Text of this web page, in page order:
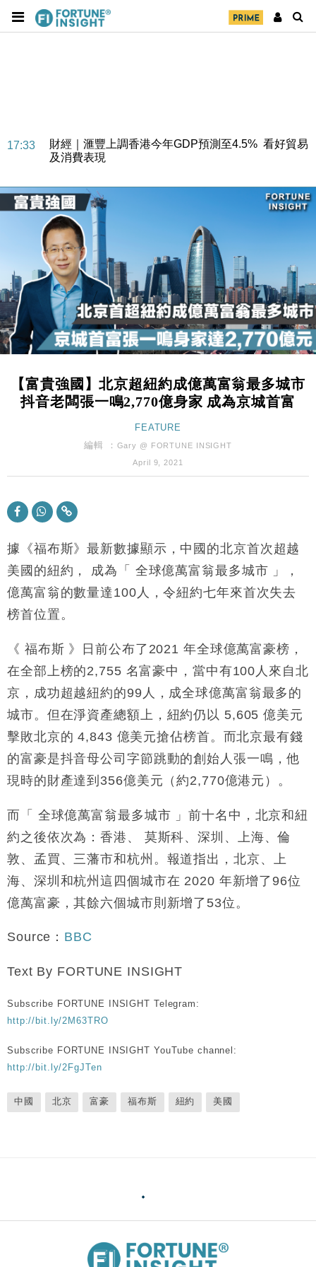
17:33
財經｜滙豐上調香港今年GDP預測至4.5% 看好貿易
及消費表現
損失近6900萬元
財經｜日經失守6.5萬點後回穩 全周仍升近2%
財經｜恒隆10月換帥 玩具「反」斗城亞洲CEO蔡德
粦接任
15:11
財經｜韓股反覆波動收跌 連挫7周創逾3年最長跌勢
13:44
財經｜內地7月美元計價出口增近24%勝預期 貿易順
差達1125億美元
12:44
財經｜日本春季三度入市撐日圓 4月單日斥6.28萬億
11:12
國際｜特朗普料美伊戰事快結束 承認部分彈藥庫存緊
張
財經｜SA售股自救後再出手 斥4億美元押注未上市公
財經｜華僑銀行上半年淨利創新高 中期息增15%至
47仙
17:33
及消費表現
損失近6900萬元
16:05
財經｜日經失守6.5萬點後回穩 全周仍升近2%
粦接任
15:11
13:44
財經｜內地7月美元計價出口增近24%勝預期 貿易順
差達1125億美元
12:44
財經｜日本春季三度入市撐日圓 4月單日斥6.28萬億
日圓干預創新高
11:12
國際｜特朗普料美伊戰事快結束 承認部分彈藥庫存緊
張
15:59
財經｜SA售股自救後再出手 斥4億美元押注未上市公
【富貴強國】北京超紐約成億萬富翁最多城市
抖音老闆張一鳴2,770億身家 成為京城首富
FEATURE
編輯 ： Gary @ FORTUNE INSIGHT
April 9, 2021
據《福布斯》最新數據顯示，中國的北京首次超越
美國的紐約， 成為「 全球億萬富翁最多城市 」，
億萬富翁的數量達100人，令紐約七年來首次失去
榜首位置。
《 福布斯 》日前公布了2021 年全球億萬富豪榜，
在全部上榜的2,755 名富豪中，當中有100人來自北
京，成功超越紐約的99人，成全球億萬富翁最多的
城市。但在淨資產總額上，紐約仍以 5,605 億美元
擊敗北京的 4,843 億美元搶佔榜首。而北京最有錢
的富豪是抖音母公司字節跳動的創始人張一鳴，他
現時的財產達到356億美元（約2,770億港元）。
而「 全球億萬富翁最多城市 」前十名中，北京和紐
約之後依次為：香港、 莫斯科、深圳、上海、倫
敦、孟買、三藩市和杭州。報道指出，北京、上
海、深圳和杭州這四個城市在 2020 年新增了96位
億萬富豪，其餘六個城市則新增了53位。
Source： BBC
Text By FORTUNE INSIGHT
Subscribe FORTUNE INSIGHT Telegram:
http://bit.ly/2M63TRO
Subscribe FORTUNE INSIGHT YouTube channel:
http://bit.ly/2FgJTen
中國 北京 富豪 福布斯 紐約 美國